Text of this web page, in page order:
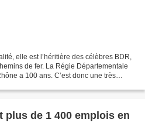
elle est l’héritière des célèbres BDR,
de fer. La Régie Départementale
a 100 ans. C’est donc une très
plus de 1 400 emplois en